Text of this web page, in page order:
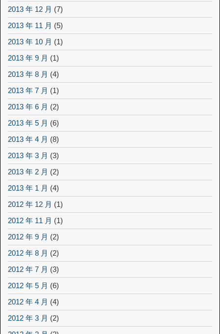
2013 年 12 月 (7)
2013 年 11 月 (5)
2013 年 10 月 (1)
2013 年 9 月 (1)
2013 年 8 月 (4)
2013 年 7 月 (1)
2013 年 6 月 (2)
2013 年 5 月 (6)
2013 年 4 月 (8)
2013 年 3 月 (3)
2013 年 2 月 (2)
2013 年 1 月 (4)
2012 年 12 月 (1)
2012 年 11 月 (1)
2012 年 9 月 (2)
2012 年 8 月 (2)
2012 年 7 月 (3)
2012 年 5 月 (6)
2012 年 4 月 (4)
2012 年 3 月 (2)